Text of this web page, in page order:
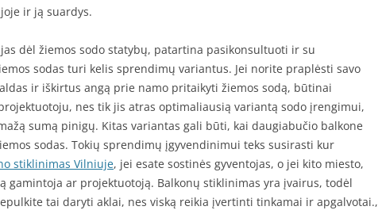
ir ją suardys.
dėl žiemos sodo statybų, patartina pasikonsultuoti ir su
sodas turi kelis sprendimų variantus. Jei norite praplėsti savo
ir iškirtus angą prie namo pritaikyti žiemos sodą, būtinai
nes tik jis atras optimaliausią variantą sodo įrengimui,
sumą pinigų. Kitas variantas gali būti, kai daugiabučio balkone
sodas. Tokių sprendimų įgyvendinimui teks susirasti kur
stiklinimas Vilniuje, jei esate sostinės gyventojas, o jei kito miesto,
gamintoja ar projektuotoją. Balkonų stiklinimas yra įvairus, todėl
tai daryti aklai, nes viską reikia įvertinti tinkamai ir apgalvotai.,